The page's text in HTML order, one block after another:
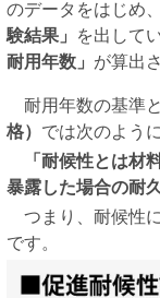
のデータをはじめ
験結果」
を出して
耐用年数」 が算出
耐用年数の基準と
格） では次のよう
「耐候性とは材
暴露した場合の耐
つまり、耐候性
です。